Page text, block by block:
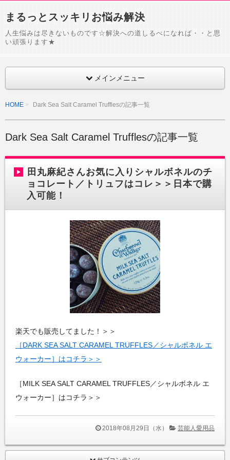
まるっとスッキリお悩み解決
人生悩みは尽きないものです☆解決への道しるべになれば・・と思
い頑張ります★
メインメニュー
HOME Dark Sea Salt Caramel Trufflesの記事一覧
Dark Sea Salt Caramel Trufflesの記事一覧
田丸麻紀さんお気に入りシャルボネルのチ
ョコレート／トリュフはコレ＞＞日本で購
入可能！
楽天でも販売してました！＞＞
［DARK SEA SALT CARAMEL TRUFFLES／シャルボネル エ
ウォーカー］はコチラ＞＞
［MILK SEA SALT CARAMEL TRUFFLES／シャルボネル エ
ウォーカー］はコチラ＞＞
2018年08月29日（水） 芸能人愛用品